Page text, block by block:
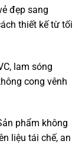
đẹp sang
thiết kế từ tối
lam sóng
cong vênh
phẩm không
liệu tái chế, an